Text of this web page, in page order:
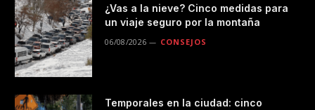
¿Vas a la nieve? Cinco medidas para
un viaje seguro por la montaña
06/08/2026 CONSEJOS
Temporales en la ciudad: cinco